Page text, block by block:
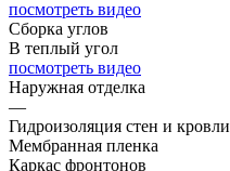
посмотреть видео
Сборка углов
В теплый угол
посмотреть видео
Наружная отделка
—
Гидроизоляция стен и кровли
Мембранная пленка
Каркас фронтонов